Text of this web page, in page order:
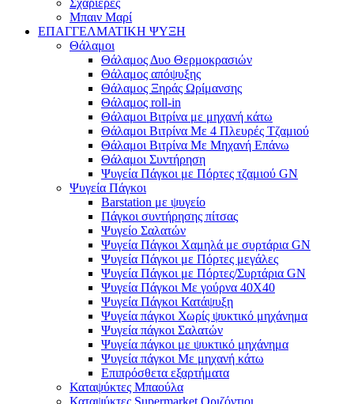
Σχαριέρες
Μπαιν Μαρί
ΕΠΑΓΓΕΛΜΑΤΙΚΗ ΨΥΞΗ
Θάλαμοι
Θάλαμος Δυο Θερμοκρασιών
Θάλαμος απόψυξης
Θάλαμος Ξηράς Ωρίμανσης
Θάλαμος roll-in
Θάλαμοι Βιτρίνα με μηχανή κάτω
Θάλαμοι Βιτρίνα Με 4 Πλευρές Τζαμιού
Θάλαμοι Βιτρίνα Με Μηχανή Επάνω
Θάλαμοι Συντήρηση
Ψυγεία Πάγκοι με Πόρτες τζαμιού GN
Ψυγεία Πάγκοι
Barstation με ψυγείο
Πάγκοι συντήρησης πίτσας
Ψυγείο Σαλατών
Ψυγεία Πάγκοι Χαμηλά με συρτάρια GN
Ψυγεία Πάγκοι με Πόρτες μεγάλες
Ψυγεία Πάγκοι με Πόρτες/Συρτάρια GN
Ψυγεία Πάγκοι Με γούρνα 40Χ40
Ψυγεία Πάγκοι Κατάψυξη
Ψυγεία πάγκοι Χωρίς ψυκτικό μηχάνημα
Ψυγεία πάγκοι Σαλατών
Ψυγεία πάγκοι με ψυκτικό μηχάνημα
Ψυγεία πάγκοι Με μηχανή κάτω
Επιπρόσθετα εξαρτήματα
Καταψύκτες Μπαούλα
Καταψύκτες Supermarket Οριζόντιοι